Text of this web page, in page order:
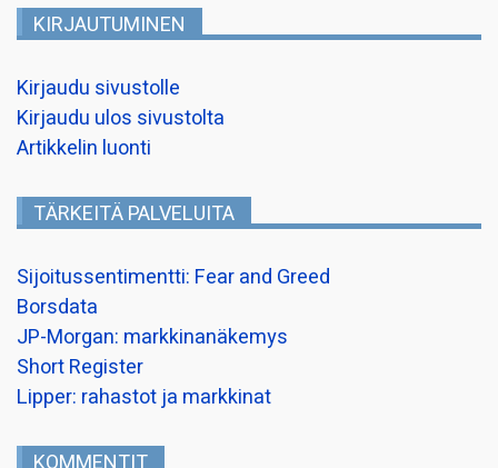
KIRJAUTUMINEN
Kirjaudu sivustolle
Kirjaudu ulos sivustolta
Artikkelin luonti
TÄRKEITÄ PALVELUITA
Sijoitussentimentti: Fear and Greed
Borsdata
JP-Morgan: markkinanäkemys
Short Register
Lipper: rahastot ja markkinat